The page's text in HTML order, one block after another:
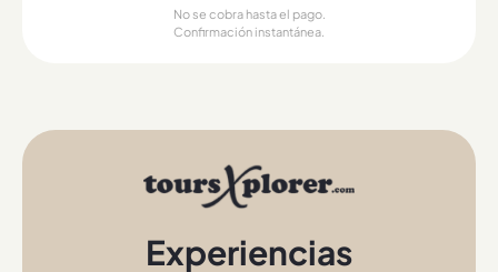
No se cobra hasta el pago.
Confirmación instantánea.
Experiencias